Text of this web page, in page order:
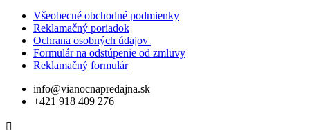
Všeobecné obchodné podmienky
Reklamačný poriadok
Ochrana osobných údajov
Formulár na odstúpenie od zmluvy
Reklamačný formulár
info@vianocnapredajna.sk
+421 918 409 276
